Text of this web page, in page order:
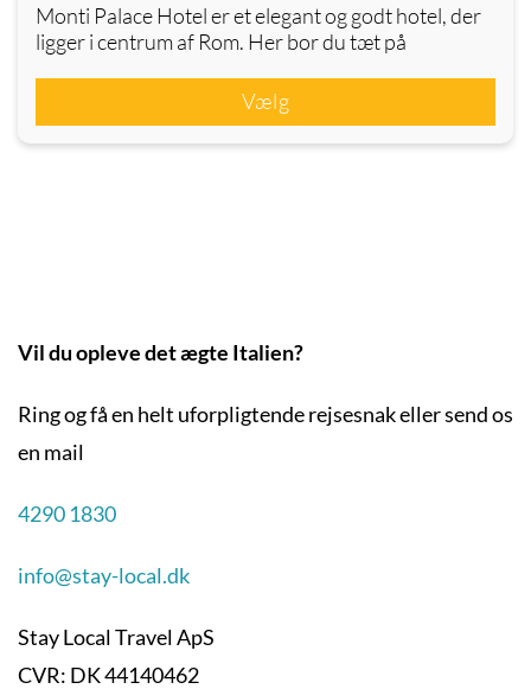
Monti Palace Hotel er et elegant og godt hotel, der
ligger i centrum af Rom. Her bor du tæt på
Vælg
Vil du opleve det ægte Italien?
Ring og få en helt uforpligtende rejsesnak eller send os
en mail
4290 1830
info@stay-local.dk
Stay Local Travel ApS
CVR: DK 44140462